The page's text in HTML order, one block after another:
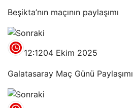
Beşikta’nın maçının paylaşımı
12:1204 Ekim 2025
Galatasaray Maç Günü Paylaşımı